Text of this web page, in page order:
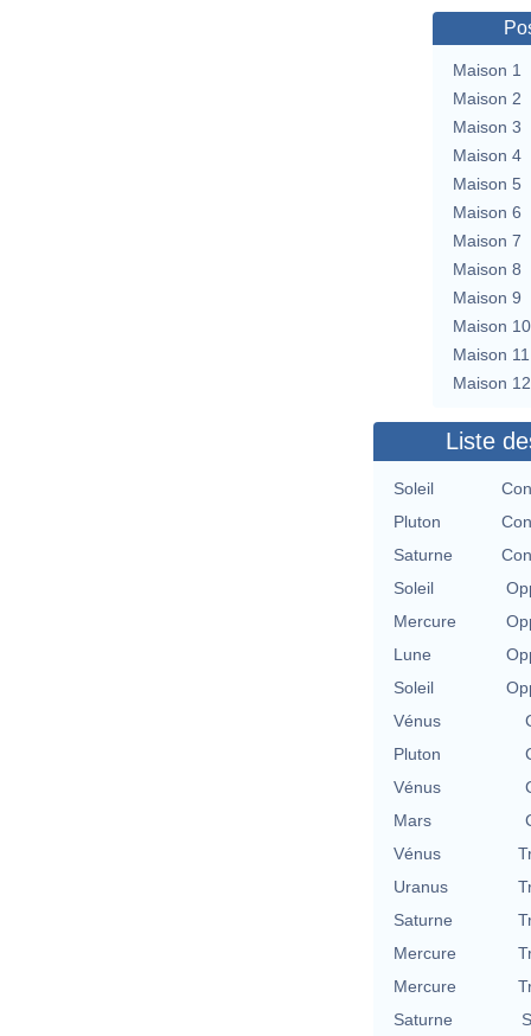
Maison 1
Maison 2
Maison 3
Maison 4
Maison 5
Maison 6
Maison 7
Maison 8
Maison 9
Maison 10
Maison 11
Maison 12
Liste
Soleil
Pluton
Saturne
Soleil
Mercure
Lune
Soleil
Vénus
Pluton
Vénus
Mars
Vénus
Uranus
Saturne
Mercure
Mercure
Saturne